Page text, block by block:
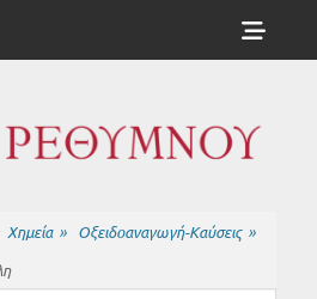
ΡΕΘΥΜΝΟΥ
Χημεία » Οξειδοαναγωγή-Καύσεις »